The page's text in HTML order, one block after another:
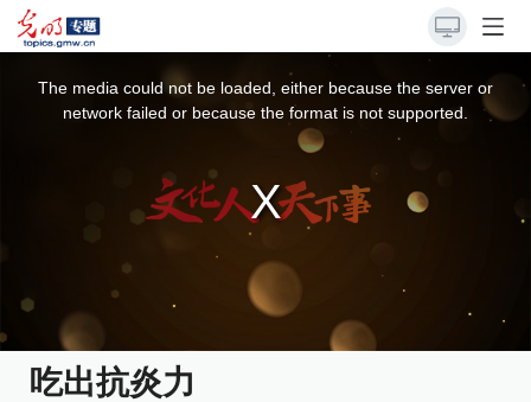
The media could not be loaded, either because the server or
network failed or because the format is not supported.
吃出抗炎力